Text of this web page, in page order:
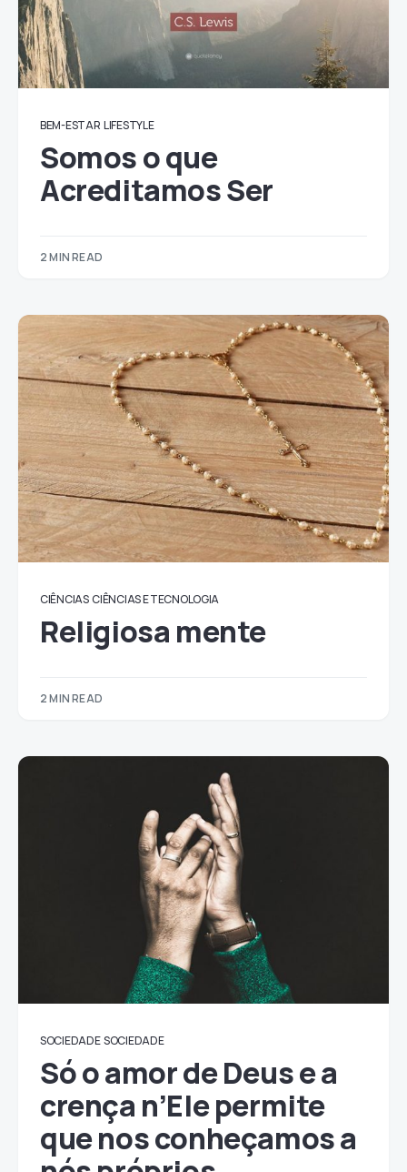
BEM-ESTAR LIFESTYLE
Somos o que
Acreditamos Ser
2 MIN READ
CIÊNCIAS CIÊNCIAS E TECNOLOGIA
Religiosa mente
2 MIN READ
SOCIEDADE SOCIEDADE
Só o amor de Deus e a
crença n’Ele permite
que nos conheçamos a